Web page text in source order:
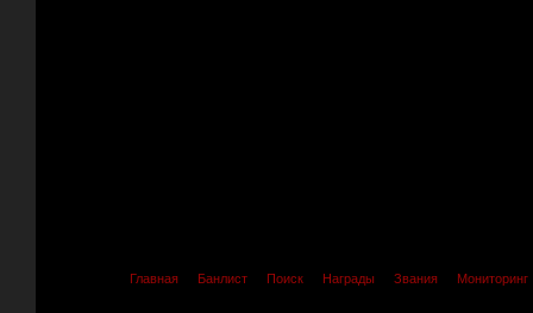
Главная Банлист Поиск Награды Звания Мониторинг